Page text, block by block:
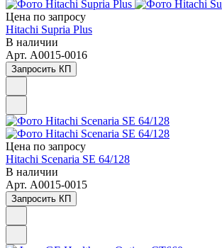
Цена по запросу
Hitachi Supria Plus
В наличии
Арт. A0015-0016
Запросить КП
Цена по запросу
Hitachi Scenaria SE 64/128
В наличии
Арт. A0015-0015
Запросить КП